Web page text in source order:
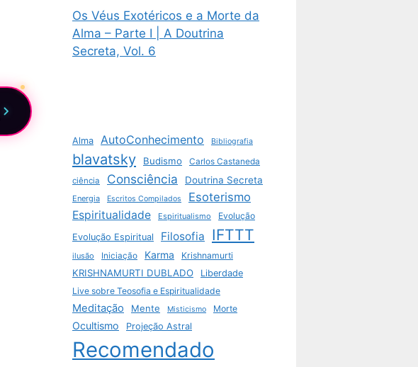
Os Véus Exotéricos e a Morte da
Alma – Parte I | A Doutrina
Secreta, Vol. 6
Alma AutoConhecimento Bibliografia
blavatsky Budismo
Carlos Castaneda
ciência
Consciência Doutrina Secreta
Energia Escritos Compilados Esoterismo
Espiritualidade Espiritualismo
Evolução
Evolução Espiritual
Filosofia IFTTT
ilusão Iniciação Karma Krishnamurti
KRISHNAMURTI DUBLADO
Liberdade
Live sobre Teosofia e Espiritualidade
Meditação Mente Misticismo Morte
Ocultismo Projeção Astral
Recomendado